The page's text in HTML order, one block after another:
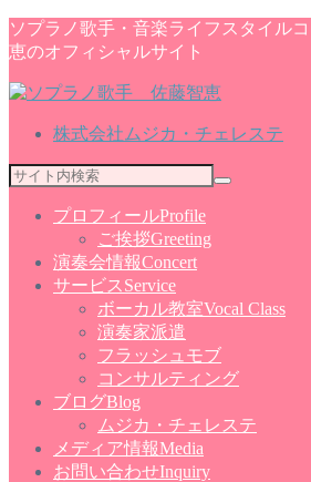
ソプラノ歌手・音楽ライフスタイル
恵のオフィシャルサイト
株式会社ムジカ・チェレステ
プロフィールProfile
ご挨拶Greeting
演奏会情報Concert
サービス Service
ボーカル教室Vocal Class
演奏家派遣
フラッシュモブ
コンサルティング
ブログBlog
ムジカ・チェレステ
メディア情報Media
お問い合わせInquiry